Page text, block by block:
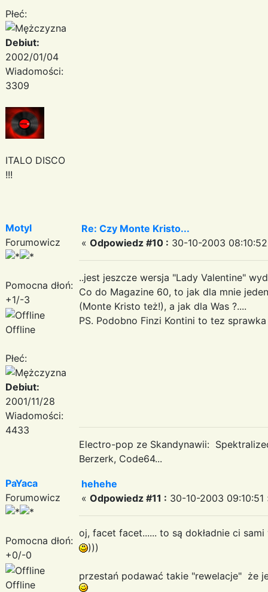
Płeć:
Debiut:
2002/01/04
Wiadomości:
3309
ITALO DISCO
!!!
Motyl
Forumowicz
Pomocna dłoń:
+1/-3
Offline
Płeć:
Debiut:
2001/11/28
Wiadomości:
4433
Re: Czy Monte Kristo...
« Odpowiedz #10 : 30-10-2003
..jest jeszcze wersja "Lady Valentine"
Co do Magazine 60, to jak dla mnie
(Monte Kristo też!), a jak dla Was ?....
PS. Podobno Finzi Kontini to tez
Electro-pop ze Skandynawii:
Berzerk, Code64...
PaYaca
Forumowicz
Pomocna dłoń:
+0/-0
Offline
hehehe
« Odpowiedz #11 : 30-10-2003 09:10:51
oj, facet facet...... to są dokładnie ci
)))
przestań podawać takie "rewelacje" że